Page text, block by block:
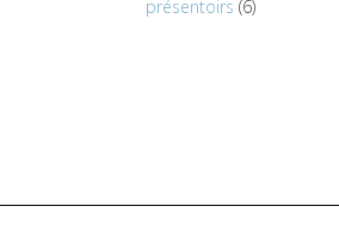
présentoirs 6